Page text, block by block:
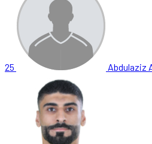
25 Abdulaziz